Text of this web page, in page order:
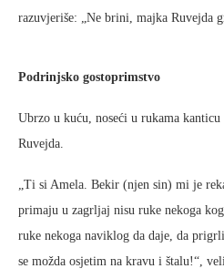
razuvjeriše: „Ne brini, majka Ruvejda
Podrinjsko gostoprimstvo
Ubrzo u kuću, noseći u rukama
Ruvejda.
„Ti si Amela. Bekir (njen sin) mi je
primaju u zagrljaj nisu ruke nekoga
ruke nekoga naviklog da daje, da
se možda osjetim na kravu i štalu!“,